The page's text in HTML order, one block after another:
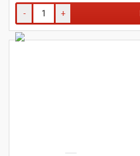
- +